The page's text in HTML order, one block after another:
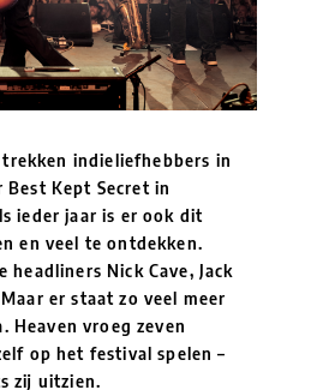
indieliefhebbers in
Kept Secret in
ieder jaar is er ook dit
en veel te ontdekken.
headliners Nick Cave, Jack
er staat zo veel meer
Heaven vroeg zeven
op het festival spelen –
zij uitzien.